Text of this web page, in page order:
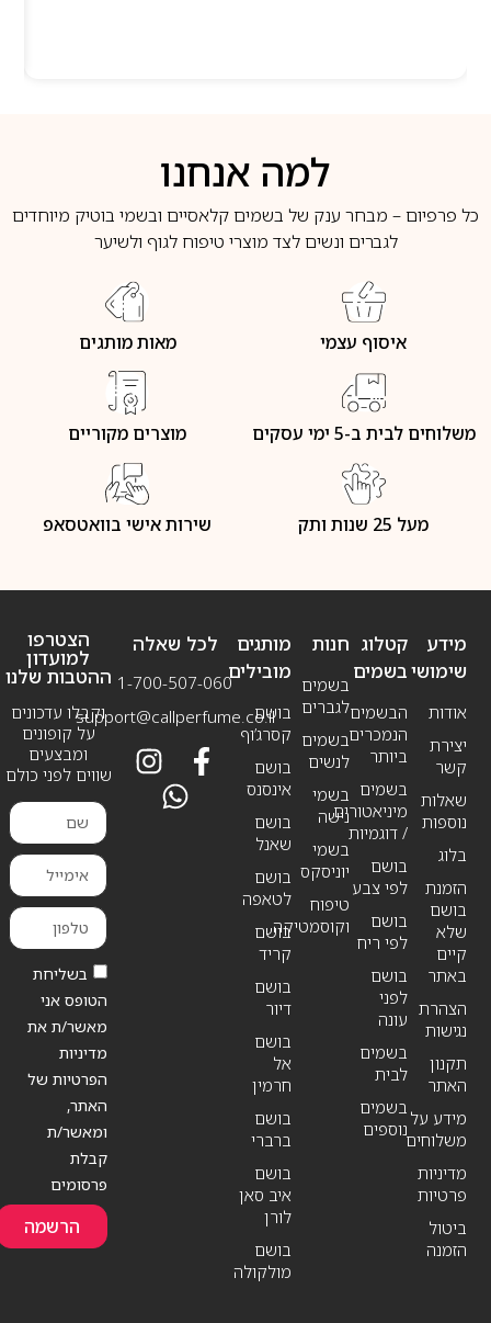
למה אנחנו
כל פרפיום – מבחר ענק של בשמים קלאסיים ובשמי בוטיק מיוחדים
לגברים ונשים לצד מוצרי טיפוח לגוף ולשיער
איסוף עצמי מאות מותגים
משלוחים לבית ב-5 ימי עסקים מוצרים מקוריים
מעל 25 שנות ותק שירות אישי בוואטסאפ
מידע
שימושי
אודות
יצירת
קשר
שאלות
נוספות
בלוג
הזמנת
בושם
שלא
קיים
באתר
הצהרת
נגישות
תקנון
האתר
מידע על
משלוחים
מדיניות
פרטיות
ביטול
הזמנה
חנות
בשמים
לגברים
בשמים
לנשים
בשמי
נישה
בשמי
יוניסקס
טיפוח
וקוסמטיקה
קטלוג
בשמים
הבשמים
הנמכרים
ביותר
בשמים
מיניאטורים
/ דוגמיות
בושם
לפי צבע
בושם
לפי ריח
בושם
לפני
עונה
בשמים
לבית
בשמים
נוספים
מותגים
מובילים
בושם
קסרג’וף
בושם
אינסנס
בושם
שאנל
בושם
לטאפה
בושם
קריד
בושם
דיור
בושם
אל
חרמין
בושם
ברברי
בושם
איב סאן
לורן
בושם
מולקולה
לכל שאלה
1-700-507-060
support@callperfume.co.il
הצטרפו
למועדון
ההטבות שלנו
וקבלו עדכונים
על קופונים
ומבצעים
שווים לפני כולם
בשליחת
הטופס אני
מאשר/ת את
מדיניות
הפרטיות של
האתר,
ומאשר/ת
קבלת
פרסומים
הרשמה